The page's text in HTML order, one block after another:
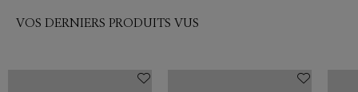
VOS DERNIERS PRODUITS VUS